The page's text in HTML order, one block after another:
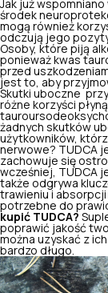
Jak już
środek
mogą również
odczują jego
Osoby, które piją
ponieważ kwas
przed
jest to, aby
Skutki uboczne
różne korzyści
żadnych skutków
użytkowników,
nerwowe? TUDCA
zachowuje się
wcześniej, TUDCA
także odgrywa
trawieniu i absorpcji
potrzebne do
kupić TUDCA?
poprawić jakość
można uzyskać z
bardzo długo.